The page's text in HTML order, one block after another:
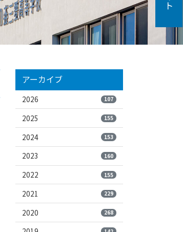
アーカイブ
2026 107
2025 155
2024 153
2023 160
2022 155
2021 229
2020 268